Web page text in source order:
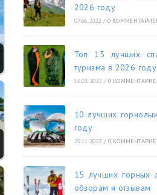
2026 году
07.06.2022 / 0
Топ 15 лучших
туризма в 2026 году
16.03.2022 / 0
10 лучших
году
29.11.2023 / 0
15 лучших
обзорам и отзывам